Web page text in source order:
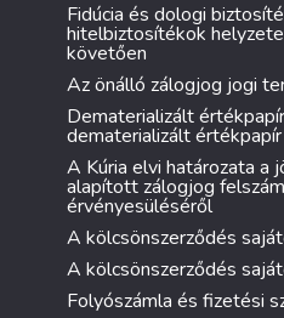
Fidúcia és dologi
hitelbiztosítékok
követően
Az önálló zálogjog jogi
Dematerializált
dematerializált
A Kúria elvi határozata a
alapított zálogjog
érvényesüléséről
A kölcsönszerződés
A kölcsönszerződés
Folyószámla és fizetési